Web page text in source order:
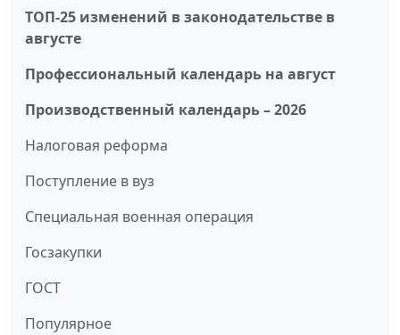
ТОП-25 изменений в законодательстве в
августе
Профессиональный календарь на август
Производственный календарь – 2026
Налоговая реформа
Поступление в вуз
Специальная военная операция
Госзакупки
ГОСТ
Популярное